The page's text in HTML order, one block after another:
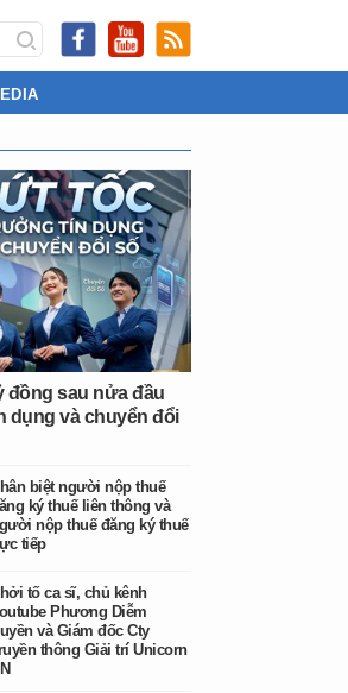
đồng sau nửa đầu
dụng và chuyển đổi
biệt người nộp thuế
ký thuế liên thông và
nộp thuế đăng ký thuế
tiếp
tố ca sĩ, chủ kênh
Phương Diễm
và Giám đốc Cty
thông Giải trí Unicorn